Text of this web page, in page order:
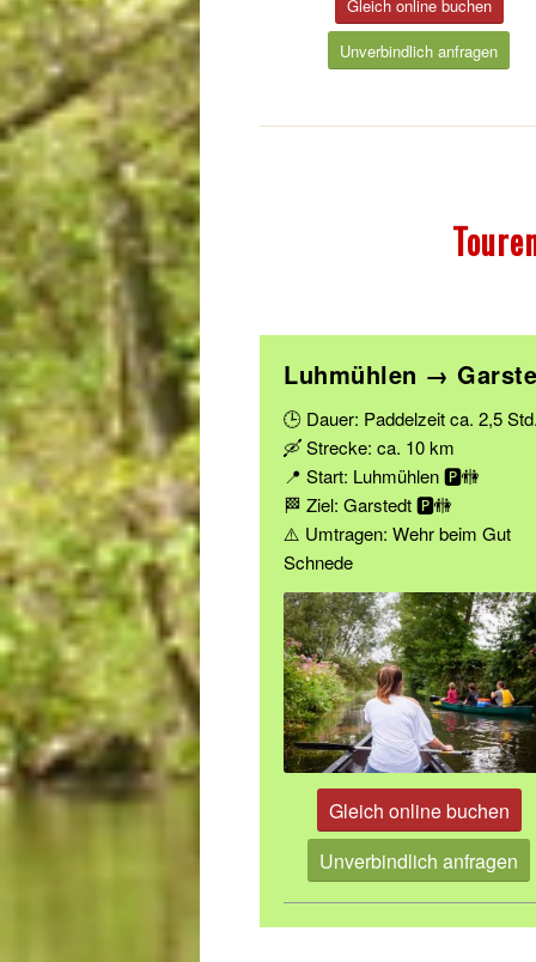
Gleich online buchen
Unverbindlich anfragen
Luhmühlen →
🕒 Dauer: Paddelzeit ca. 2,5
🛶 Strecke: ca. 10 km
📍 Start: Luhmühlen 🅿️🚻
🏁 Ziel: Garstedt 🅿️🚻
⚠️ Umtragen: Wehr beim Gut
Schnede
Gleich online buchen
Unverbindlich anfragen